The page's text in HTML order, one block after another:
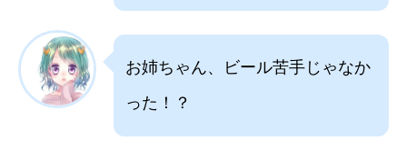
お姉ちゃん、ビール苦手じゃなか
った！？